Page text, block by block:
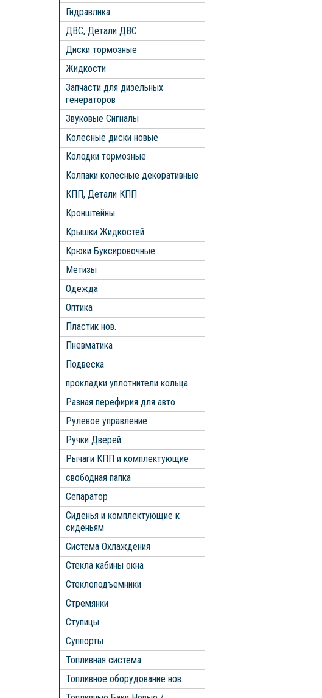
Гидравлика
ДВС, Детали ДВС.
Диски тормозные
Жидкости
Запчасти для дизельных
генераторов
Звуковые Сигналы
Колесные диски новые
Колодки тормозные
Колпаки колесные декоративные
КПП, Детали КПП
Кронштейны
Крышки Жидкостей
Крюки Буксировочные
Метизы
Одежда
Оптика
Пластик нов.
Пневматика
Подвеска
прокладки уплотнители кольца
Разная перефирия для авто
Рулевое управление
Ручки Дверей
Рычаги КПП и комплектующие
свободная папка
Сепаратор
Сиденья и комплектующие к
сиденьям
Система Охлаждения
Стекла кабины окна
Стеклоподъемники
Стремянки
Ступицы
Суппорты
Топливная система
Топливное оборудование нов.